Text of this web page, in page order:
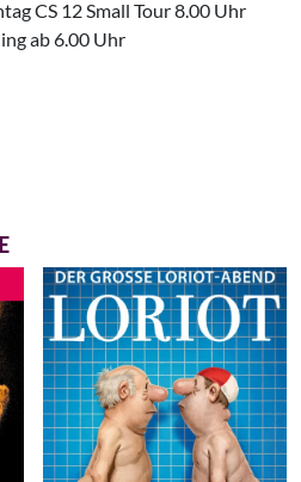
CS 12 Small Tour 8.00 Uhr
ab 6.00 Uhr